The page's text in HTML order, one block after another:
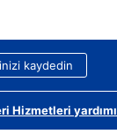
kaydedin
Hizmetleri yardımı